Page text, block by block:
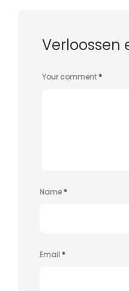
Verloossen
Your comment*
Name*
Email*